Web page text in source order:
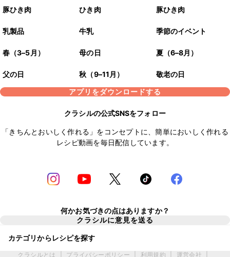
豚ひき肉 ひき肉 豚ひき肉
乳製品 牛乳 季節のイベント
春（3–5月） 母の日 夏（6–8月）
父の日 秋（9–11月）
敬老の日
アプリをダウンロードする
クラシルの公式SNSをフォロー
「きちんとおいしく作れる」をコンセプトに、簡単においしく作れる
レシピ動画を毎日配信しています。
何かお気づきの点はありますか？
クラシルに意見を送る
カテゴリからレシピを探す
クラシルとは プライバシーポリシー 利用規約 運営会社